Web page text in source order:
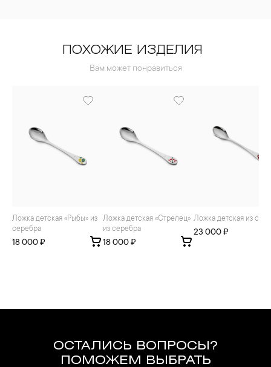
ПОХОЖИЕ ИЗДЕЛИЯ
Вам может понравиться
Ложка детская «Рыбы» из
серебра
18 000 ₽
Ложка детская «Стрелец»
из серебра
18 000 ₽
Ложка детская из
23 000 ₽
ОСТАЛИСЬ ВОПРОСЫ?
ПОМОЖЕМ ВЫБРАТЬ